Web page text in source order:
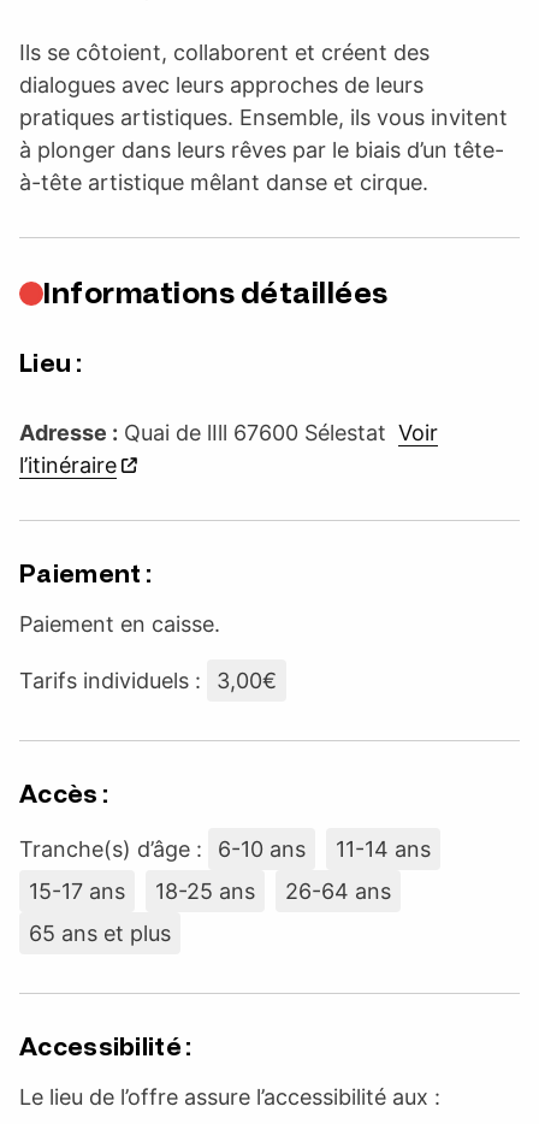
Ils se côtoient, collaborent et créent des
dialogues avec leurs approches de leurs
pratiques artistiques. Ensemble, ils vous invitent
à plonger dans leurs rêves par le biais d’un tête-
à-tête artistique mêlant danse et cirque.
Informations détaillées
Lieu :
Adresse : Quai de lIll 67600 Sélestat Voir
l’itinéraire
Paiement :
Paiement en caisse.
Tarifs individuels : 3,00€
Accès :
Tranche(s) d’âge : 6-10 ans
11-14 ans
15-17 ans
18-25 ans
26-64 ans
65 ans et plus
Accessibilité :
Le lieu de l’offre assure l’accessibilité aux :